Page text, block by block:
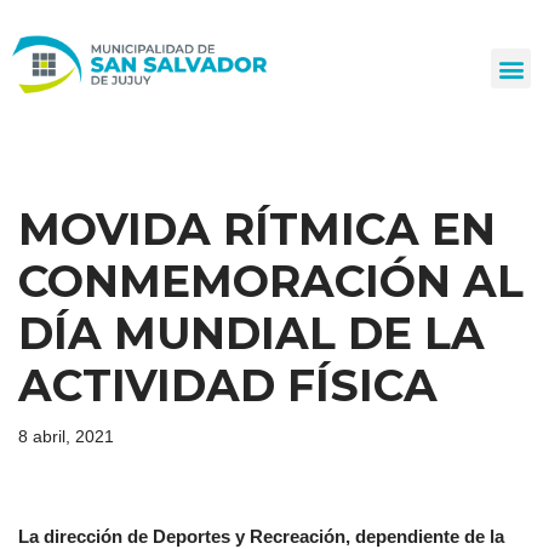
al
MOVIDA RÍTMICA EN
CONMEMORACIÓN AL
DÍA MUNDIAL DE LA
ACTIVIDAD FÍSICA
8 abril, 2021
La dirección de Deportes y Recreación, dependiente de la